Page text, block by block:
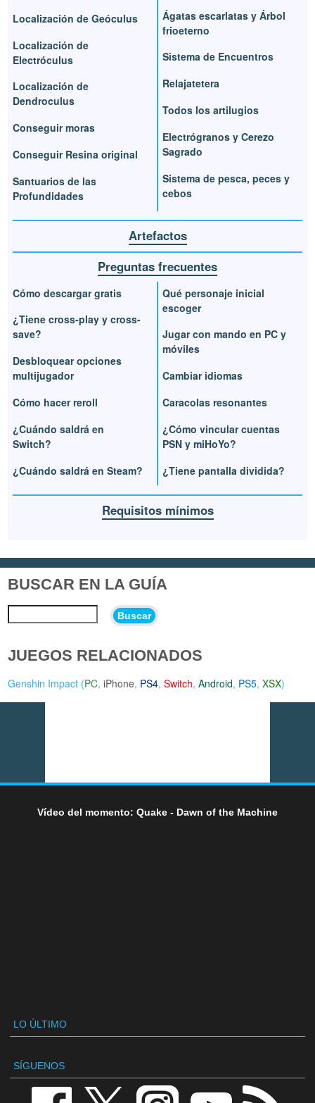
Localización de Geóculus
Localización de
Electróculus
Localización de
Dendroculus
Conseguir moras
Conseguir Resina original
Santuarios de las
Profundidades
Ágatas escarlatas y Árbol
frioeterno
Sistema de Encuentros
Relajatetera
Todos los artilugios
Electrógranos y Cerezo
Sagrado
Sistema de pesca, peces y
cebos
Artefactos
Preguntas frecuentes
Cómo descargar gratis
¿Tiene cross-play y cross-
save?
Desbloquear opciones
multijugador
Cómo hacer reroll
¿Cuándo saldrá en
Switch?
¿Cuándo saldrá en Steam?
Qué personaje inicial
escoger
Jugar con mando en PC y
móviles
Cambiar idiomas
Caracolas resonantes
¿Cómo vincular cuentas
PSN y miHoYo?
¿Tiene pantalla dividida?
Requisitos mínimos
BUSCAR EN LA GUÍA
Buscar
JUEGOS RELACIONADOS
Genshin Impact (PC,iPhone, PS4,Switch,Android, PS5,XSX)
Vídeo del momento: Quake - Dawn of the Machine
LO ÚLTIMO
SÍGUENOS